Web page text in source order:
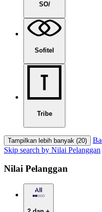
SO/
Sofitel
Tribe
Tampilkan lebih banyak (20)
Skip search by Nilai Pelanggan
Nilai Pelanggan